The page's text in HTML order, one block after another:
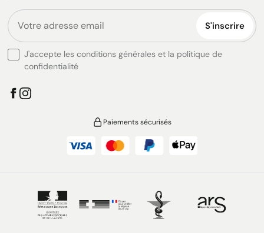
S'inscrire
J'accepte les conditions générales et la politique de
confidentialité
Paiements sécurisés